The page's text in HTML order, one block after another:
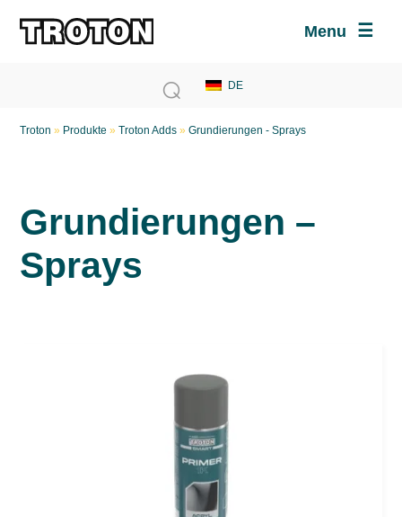
Menu
Troton » Produkte »Troton Adds »Grundierungen - Sprays
Grundierungen –
Sprays